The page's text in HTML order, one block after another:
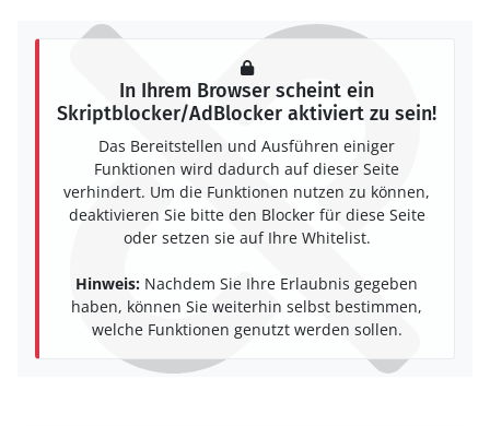
In Ihrem Browser scheint ein
Skriptblocker/AdBlocker aktiviert zu sein!
Das Bereitstellen und Ausführen einiger
Funktionen wird dadurch auf dieser Seite
verhindert. Um die Funktionen nutzen zu können,
deaktivieren Sie bitte den Blocker für diese Seite
oder setzen sie auf Ihre Whitelist.
Hinweis: Nachdem Sie Ihre Erlaubnis gegeben
haben, können Sie weiterhin selbst bestimmen,
welche Funktionen genutzt werden sollen.